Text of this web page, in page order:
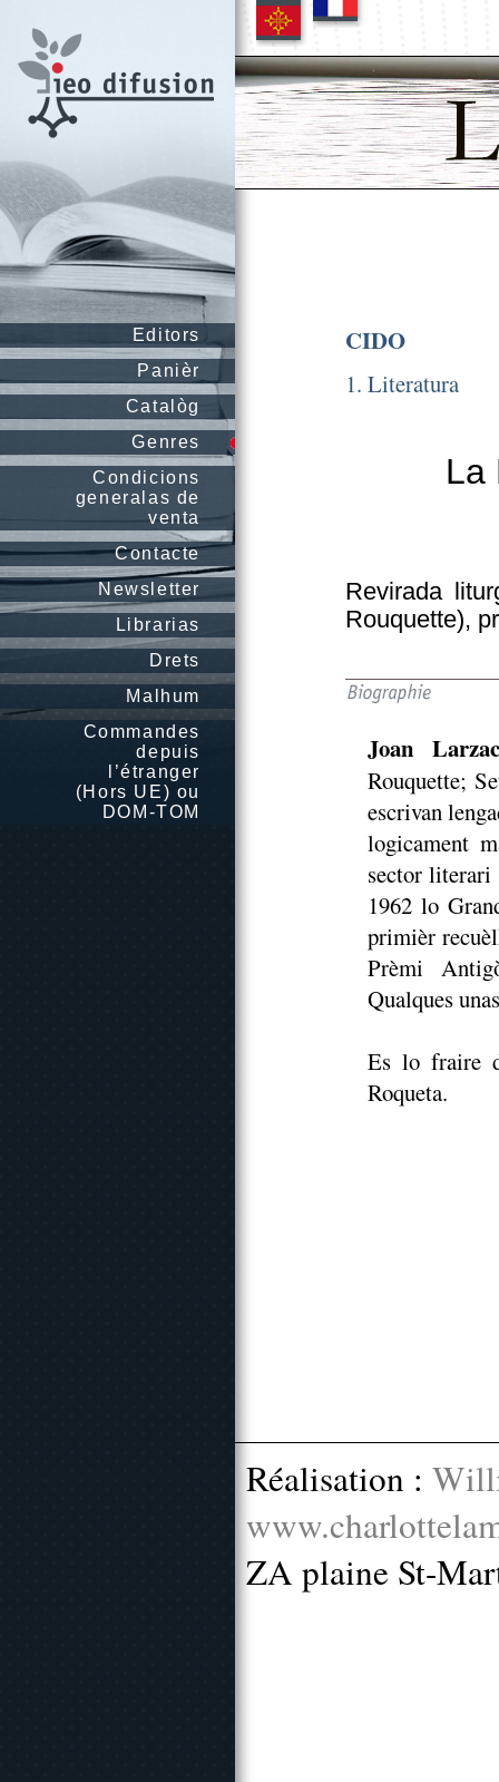
Editors
Panièr
Catalòg
Genres
Condicions
generalas de
venta
Contacte
Newsletter
Librarias
Drets
Malhum
Commandes
depuis
l’étranger
(Hors UE) ou
DOM-TOM
CIDO
1. Literatura
La
Revirada
Rouquette),
Joan
Rouquette;
escrivan
logicament
sector literari
1962 lo
primièr
Prèmi
Qualques
Es lo fraire
Roqueta.
Réalisation :
ZA plaine St-